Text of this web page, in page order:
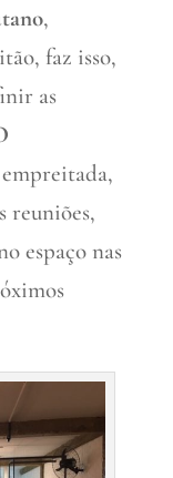
,
faz isso,
as
reuniões,
espaço nas